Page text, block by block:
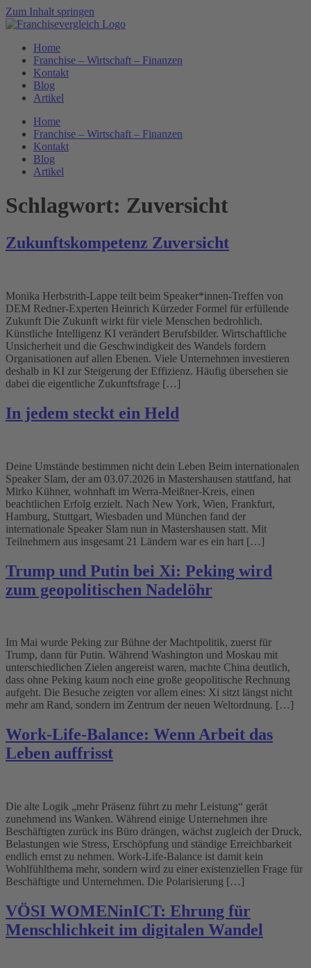
Zum Inhalt springen
Home
Franchise – Wirtschaft – Finanzen
Kontakt
Blog
Artikel
Home
Franchise – Wirtschaft – Finanzen
Kontakt
Blog
Artikel
Schlagwort: Zuversicht
Zukunftskompetenz Zuversicht
Monika Herbstrith-Lappe teilt beim Speaker*innen-Treffen von
DEM Redner-Experten Heinrich Kürzeder Formel für erfüllende
Zukunft Die Zukunft wirkt für viele Menschen bedrohlich.
Künstliche Intelligenz KI verändert Berufsbilder. Wirtschaftliche
Unsicherheit und die Geschwindigkeit des Wandels fordern
Organisationen auf allen Ebenen. Viele Unternehmen investieren
deshalb in KI zur Steigerung der Effizienz. Häufig übersehen sie
dabei die eigentliche Zukunftsfrage […]
In jedem steckt ein Held
Deine Umstände bestimmen nicht dein Leben Beim internationalen
Speaker Slam, der am 03.07.2026 in Mastershausen stattfand, hat
Mirko Kühner, wohnhaft im Werra-Meißner-Kreis, einen
beachtlichen Erfolg erzielt. Nach New York, Wien, Frankfurt,
Hamburg, Stuttgart, Wiesbaden und München fand der
internationale Speaker Slam nun in Mastershausen statt. Mit
Teilnehmern aus insgesamt 21 Ländern war es ein hart […]
Trump und Putin bei Xi: Peking wird
zum geopolitischen Nadelöhr
Im Mai wurde Peking zur Bühne der Machtpolitik, zuerst für
Trump, dann für Putin. Während Washington und Moskau mit
unterschiedlichen Zielen angereist waren, machte China deutlich,
dass ohne Peking kaum noch eine große geopolitische Rechnung
aufgeht. Die Besuche zeigten vor allem eines: Xi sitzt längst nicht
mehr am Rand, sondern im Zentrum der neuen Weltordnung. […]
Work-Life-Balance: Wenn Arbeit das
Leben auffrisst
Die alte Logik „mehr Präsenz führt zu mehr Leistung“ gerät
zunehmend ins Wanken. Während einige Unternehmen ihre
Beschäftigten zurück ins Büro drängen, wächst zugleich der Druck,
Belastungen wie Stress, Erschöpfung und ständige Erreichbarkeit
endlich ernst zu nehmen. Work-Life-Balance ist damit kein
Wohlfühlthema mehr, sondern wird zu einer existenziellen Frage für
Beschäftigte und Unternehmen. Die Polarisierung […]
VÖSI WOMENinICT: Ehrung für
Menschlichkeit im digitalen Wandel